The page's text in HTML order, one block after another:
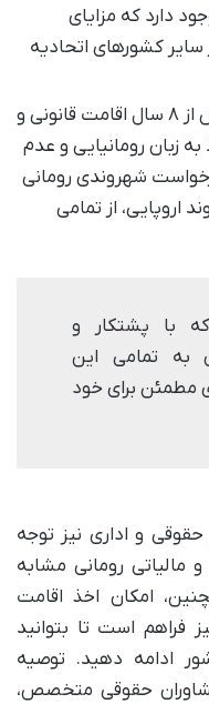
دارد که مزایای
کشورهای اتحادیه
پس از ۸ سال اقامت قانونی و
زبان رومانیایی و عدم
شهروندی رومانی
اروپایی، از تمامی
با پشتکار و
به تمامی این
مطمئن برای خود
و اداری نیز توجه
مالیاتی رومانی مشابه
امکان اخذ اقامت
فراهم است تا بتوانید
ادامه دهید. توصیه
حقوقی متخصص،